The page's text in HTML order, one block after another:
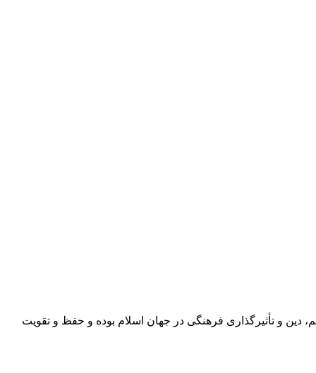
بیش از ۱۲۰۰ سال، همواره یکی از کانون‌های اصلی علم، دین و تأثیرگذاری فرهنگی در جهان اسلام بوده و حفظ و تقویت